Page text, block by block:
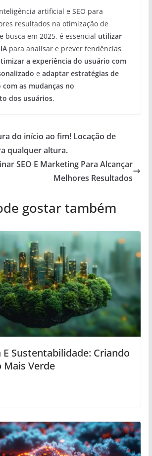
artificial e SEO para
resultados na otimização de
busca em 2025, é essencial utilizar
para analisar e prever tendências
a experiência do usuário com
e adaptar estratégias de
com as mudanças no
dos usuários.
do início ao fim! Locação de
qualquer altura.
SEO E Marketing Para Alcançar
Melhores Resultados
gostar também
E Sustentabilidade: Criando
Verde